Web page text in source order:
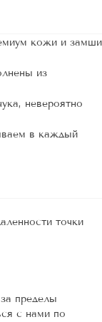
кожи и замши
из
невероятно
в каждый
точки
пределы
с нами по